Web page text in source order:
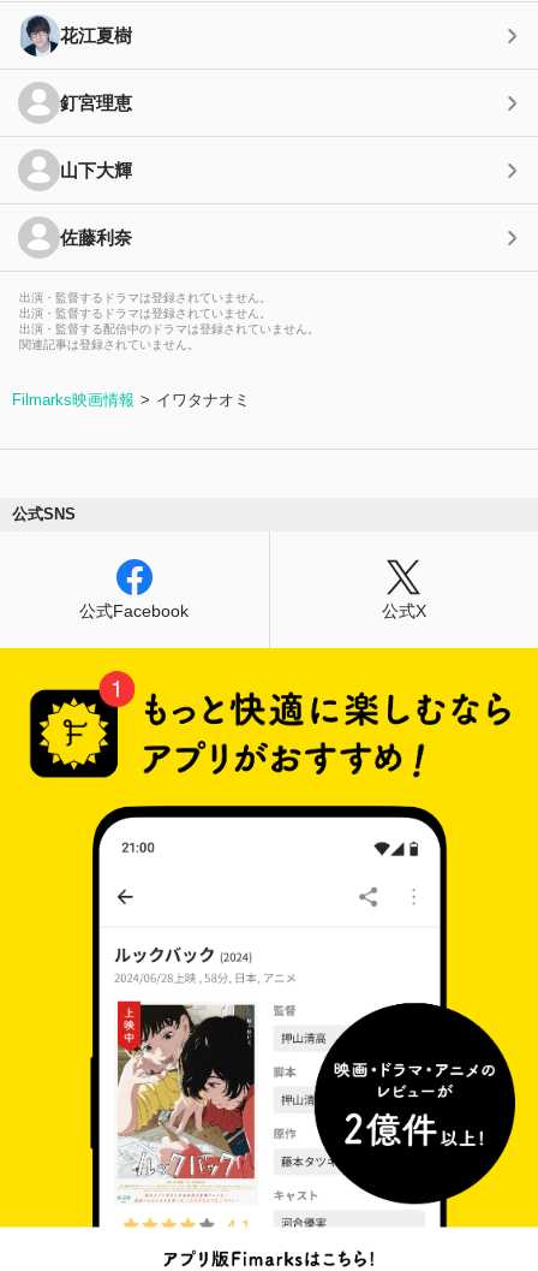
花江夏樹
釘宮理恵
山下大輝
佐藤利奈
出演・監督するドラマは登録されていません。
出演・監督するドラマは登録されていません。
出演・監督する配信中のドラマは登録されていません。
関連記事は登録されていません。
Filmarks映画情報 イワタナオミ
公式SNS
公式Facebook 公式X